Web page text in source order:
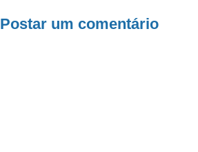
Postar um comentário